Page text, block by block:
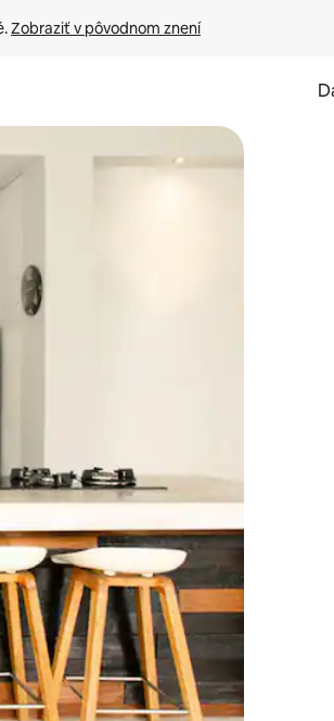
Zobraziť v pôvodnom znení
alebo ich preskúmať pomocou